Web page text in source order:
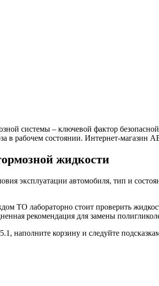
системы – ключевой фактор
в рабочем состоянии. Интернет-
жидкости
эксплуатации автомобиля, тип и
ТО лабораторно стоит проверить
рекомендация для замены
наполните корзину и следуйте